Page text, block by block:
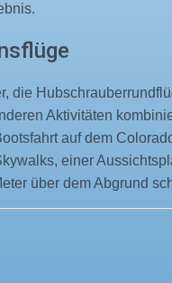
die
Aktivitäten
auf dem
einer
über dem Abgrund